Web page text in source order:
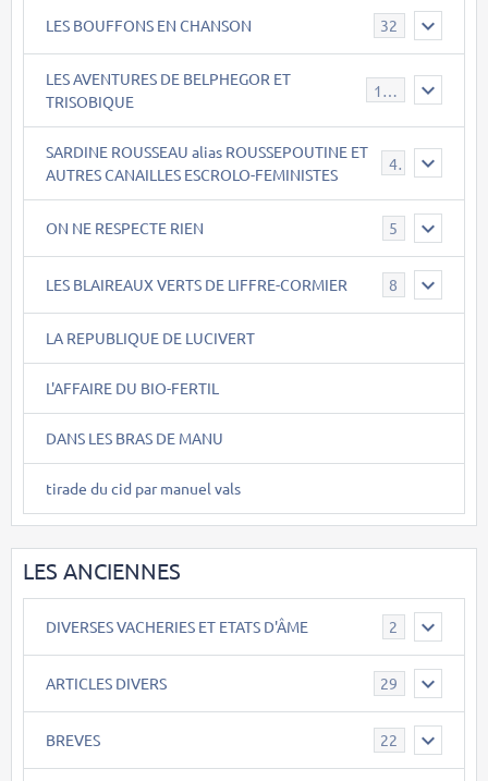
LES BOUFFONS EN CHANSON 32
LES AVENTURES DE BELPHEGOR ET
TRISOBIQUE
147
SARDINE ROUSSEAU alias ROUSSEPOUTINE ET
AUTRES CANAILLES ESCROLO-FEMINISTES
40
ON NE RESPECTE RIEN 5
LES BLAIREAUX VERTS DE LIFFRE-CORMIER 8
LA REPUBLIQUE DE LUCIVERT
L'AFFAIRE DU BIO-FERTIL
DANS LES BRAS DE MANU
tirade du cid par manuel vals
LES ANCIENNES
DIVERSES VACHERIES ET ETATS D'ÂME 2
ARTICLES DIVERS 29
BREVES 22